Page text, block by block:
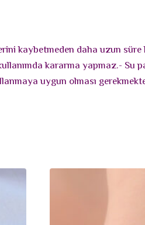
kaybetmeden daha uzun
kararma yapmaz.- Su
uygun olması